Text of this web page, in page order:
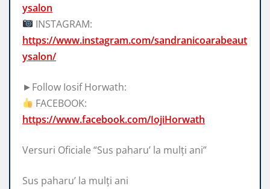
ysalon
INSTAGRAM:
https://www.instagram.com/sandranicoarabeaut
ysalon/
►Follow Iosif Horwath:
FACEBOOK:
https://www.facebook.com/IojiHorwath
Versuri Oficiale “Sus paharu’ la mulți ani”
Sus paharu’ la mulți ani